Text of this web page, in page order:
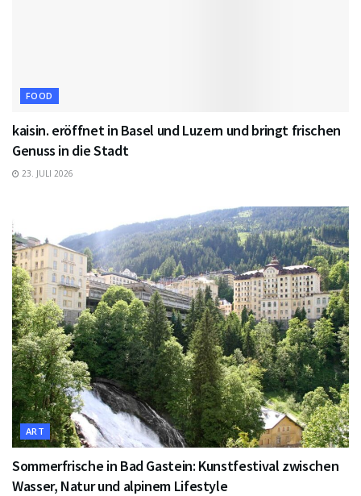
FOOD
kaisin. eröffnet in Basel und Luzern und bringt frischen
Genuss in die Stadt
23. JULI 2026
ART
Sommerfrische in Bad Gastein: Kunstfestival zwischen
Wasser, Natur und alpinem Lifestyle